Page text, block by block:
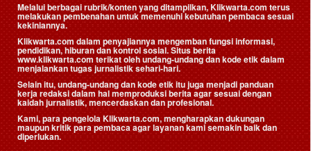
Melalui berbagai rubrik/konten yang ditampilkan, Klikwarta.com terus
melakukan pembenahan untuk memenuhi kebutuhan pembaca sesuai
kekiniannya.
Klikwarta.com dalam penyajiannya mengemban fungsi informasi,
pendidikan, hiburan dan kontrol sosial. Situs berita
www.klikwarta.com terikat oleh undang-undang dan kode etik dalam
menjalankan tugas jurnalistik sehari-hari.
Selain itu, undang-undang dan kode etik itu juga menjadi panduan
kerja redaksi dalam hal memproduksi berita agar sesuai dengan
kaidah jurnalistik, mencerdaskan dan profesional.
Kami, para pengelola Klikwarta.com, mengharapkan dukungan
maupun kritik para pembaca agar layanan kami semakin baik dan
diperlukan.